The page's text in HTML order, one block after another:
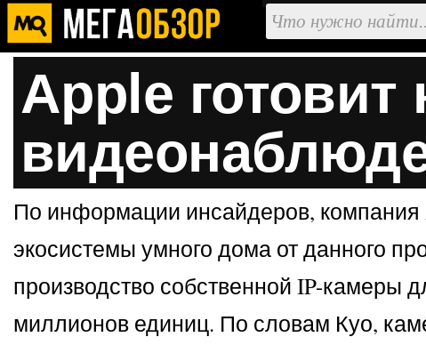
Apple
По информации инсайдеров, компания
экосистемы умного дома от данного
производство собственной IP-камеры
миллионов единиц. По словам Куо,